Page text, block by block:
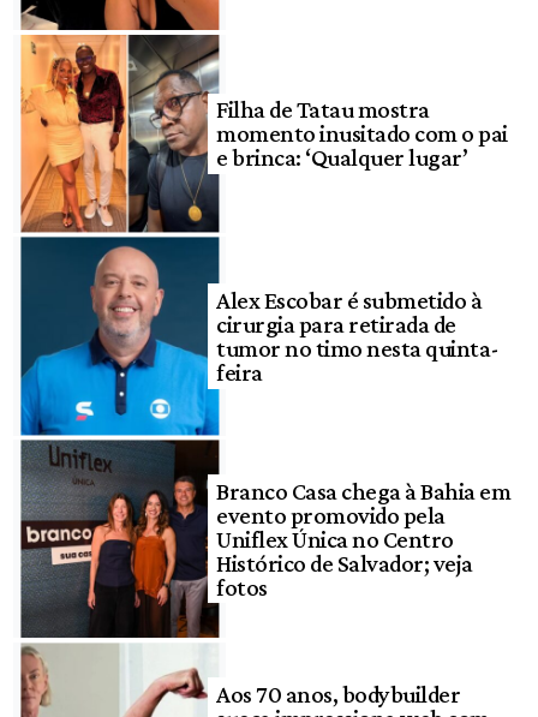
Filha de Tatau mostra
momento inusitado com o pai
e brinca: ‘Qualquer lugar’
Alex Escobar é submetido à
cirurgia para retirada de
tumor no timo nesta quinta-
feira
Branco Casa chega à Bahia em
evento promovido pela
Uniflex Única no Centro
Histórico de Salvador; veja
fotos
Aos 70 anos, bodybuilder